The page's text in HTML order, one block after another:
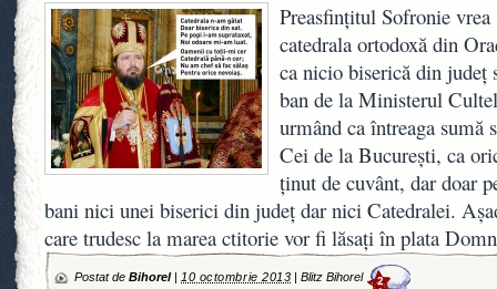
Preasfinţitul Sofronie
catedrala ortodoxă din
ca nicio biserică din judeţ
ban de la Ministerul
urmând ca întreaga sumă
Cei de la Bucureşti, ca
ţinut de cuvânt, dar doar
bani nici unei biserici din judeţ dar nici Catedralei.
care trudesc la marea ctitorie vor fi lăsaţi în plata
Postat de Bihorel| 10 octombrie 2013 |Blitz Bihorel 2